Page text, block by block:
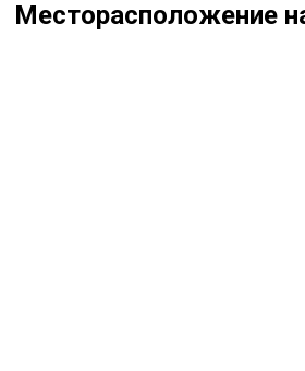
Месторасположение